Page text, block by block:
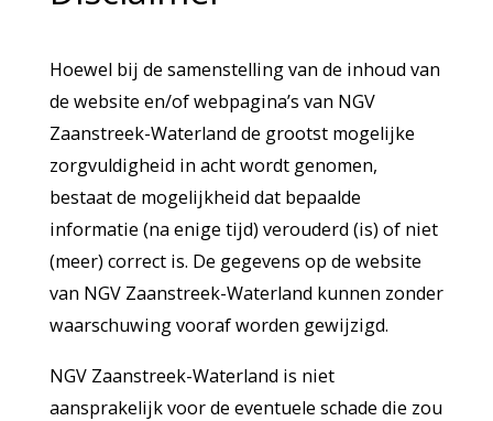
Hoewel bij de samenstelling van de inhoud van
de website en/of webpagina’s van NGV
Zaanstreek-Waterland de grootst mogelijke
zorgvuldigheid in acht wordt genomen,
bestaat de mogelijkheid dat bepaalde
informatie (na enige tijd) verouderd (is) of niet
(meer) correct is. De gegevens op de website
van NGV Zaanstreek-Waterland kunnen zonder
waarschuwing vooraf worden gewijzigd.
NGV Zaanstreek-Waterland is niet
aansprakelijk voor de eventuele schade die zou